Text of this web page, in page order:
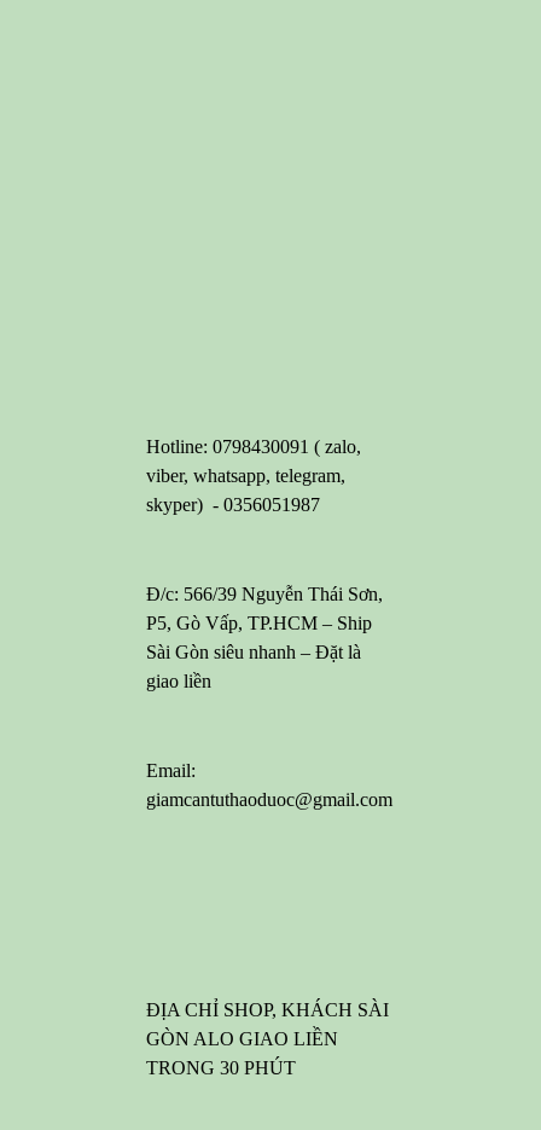
Hotline: 0798430091 ( zalo,
viber, whatsapp, telegram,
skyper) - 0356051987
Đ/c: 566/39 Nguyễn Thái Sơn,
P5, Gò Vấp, TP.HCM – Ship
Sài Gòn siêu nhanh – Đặt là
giao liền
Email:
giamcantuthaoduoc@gmail.com
ĐỊA CHỈ SHOP, KHÁCH SÀI
GÒN ALO GIAO LIỀN
TRONG 30 PHÚT